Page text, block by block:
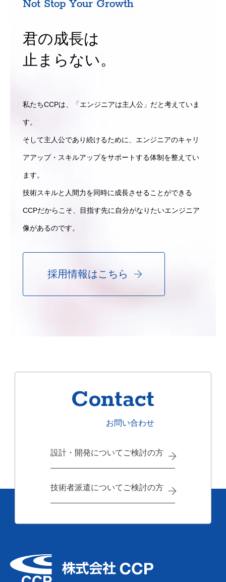
Not Stop Your Growth
君の成長は
止まらない。
私たちCCPは、「エンジニアは主人公」だと考えていま
す。
そして主人公であり続けるために、エンジニアのキャリ
アアップ・スキルアップをサポートする体制を整えてい
ます。
技術スキルと人間力を同時に成長させることができる
CCPだからこそ、目指す先に自分がなりたいエンジニア
像があるのです。
採用情報はこちら
Contact
お問い合わせ
設計・開発についてご検討の方
技術者派遣についてご検討の方